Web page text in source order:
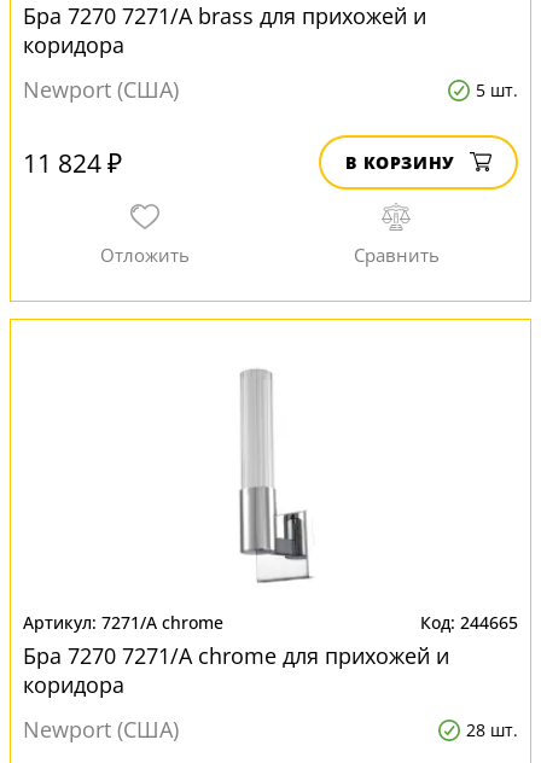
Бра 7270 7271/A brass для прихожей и
коридора
Newport (США)
5 шт.
11 824 ₽ В КОРЗИНУ
7271/A chrome 244665
Бра 7270 7271/A chrome для прихожей и
коридора
Newport (США)
28 шт.